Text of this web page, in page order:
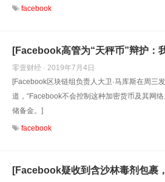
facebook
[Facebook高管为“天秤币”辩护：
零壹财经 · 2019年7月4日
[Facebook区块链组负责人大卫·马库斯在周三
道，“Facebook不会控制这种加密货币及其网
储备金。]
facebook
[Facebook疑收到含沙林毒剂包裹